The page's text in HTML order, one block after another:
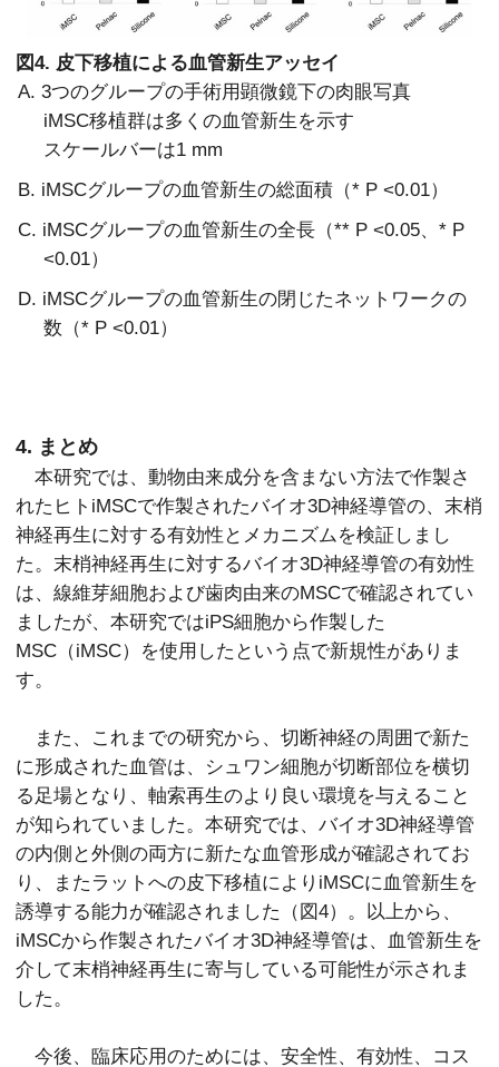
図4. 皮下移植による血管新生アッセイ
A. 3つのグループの手術用顕微鏡下の肉眼写真
iMSC移植群は多くの血管新生を示す
スケールバーは1 mm
B. iMSCグループの血管新生の総面積（* P <0.01）
C. iMSCグループの血管新生の全長（** P <0.05、* P
<0.01）
D. iMSCグループの血管新生の閉じたネットワークの
数（* P <0.01）
4. まとめ
本研究では、動物由来成分を含まない方法で作製さ
れたヒトiMSCで作製されたバイオ3D神経導管の、末梢
神経再生に対する有効性とメカニズムを検証しまし
た。末梢神経再生に対するバイオ3D神経導管の有効性
は、線維芽細胞および歯肉由来のMSCで確認されてい
ましたが、本研究ではiPS細胞から作製した
MSC（iMSC）を使用したという点で新規性がありま
す。
また、これまでの研究から、切断神経の周囲で新た
に形成された血管は、シュワン細胞が切断部位を横切
る足場となり、軸索再生のより良い環境を与えること
が知られていました。本研究では、バイオ3D神経導管
の内側と外側の両方に新たな血管形成が確認されてお
り、またラットへの皮下移植によりiMSCに血管新生を
誘導する能力が確認されました（図4）。以上から、
iMSCから作製されたバイオ3D神経導管は、血管新生を
介して末梢神経再生に寄与している可能性が示されま
した。
今後、臨床応用のためには、安全性、有効性、コス